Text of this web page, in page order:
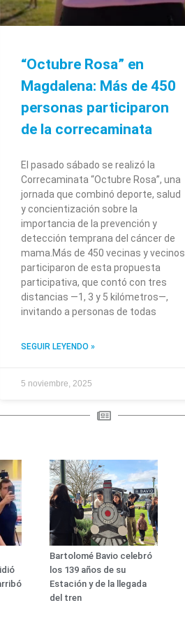
“Octubre Rosa” en
Magdalena: Más de 450
personas participaron
de la correcaminata
El pasado sábado se realizó la
Correcaminata “Octubre Rosa”, una
jornada que combinó deporte, salud
y concientización sobre la
importancia de la prevención y
detección temprana del cáncer de
mama.Más de 450 vecinas y vecinos
participaron de esta propuesta
participativa, que contó con tres
distancias —1, 3 y 5 kilómetros—,
invitando a personas de todas
SEGUIR LEYENDO »
5 noviembre, 2025
Bartolomé Bavio celebró
los 139 años de su
Estación y de la llegada
del tren